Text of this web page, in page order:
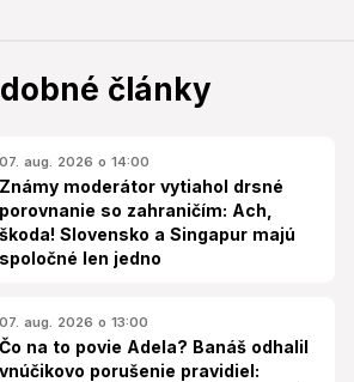
články
07. aug. 2026 o 14:00
Známy moderátor vytiahol drsné
porovnanie so zahraničím: Ach,
škoda! Slovensko a Singapur majú
spoločné len jedno
07. aug. 2026 o 13:00
Čo na to povie Adela? Banáš odhalil
vnúčikovo porušenie pravidiel: